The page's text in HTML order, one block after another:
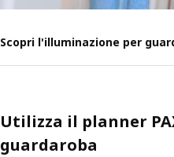
Scopri l'illuminazione per
Utilizza il planner
guardaroba